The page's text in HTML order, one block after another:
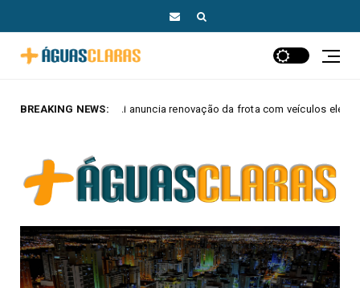
BREAKING NEWS:
anuncia renovação da frota com veículos elétricos e híbridos MAIS